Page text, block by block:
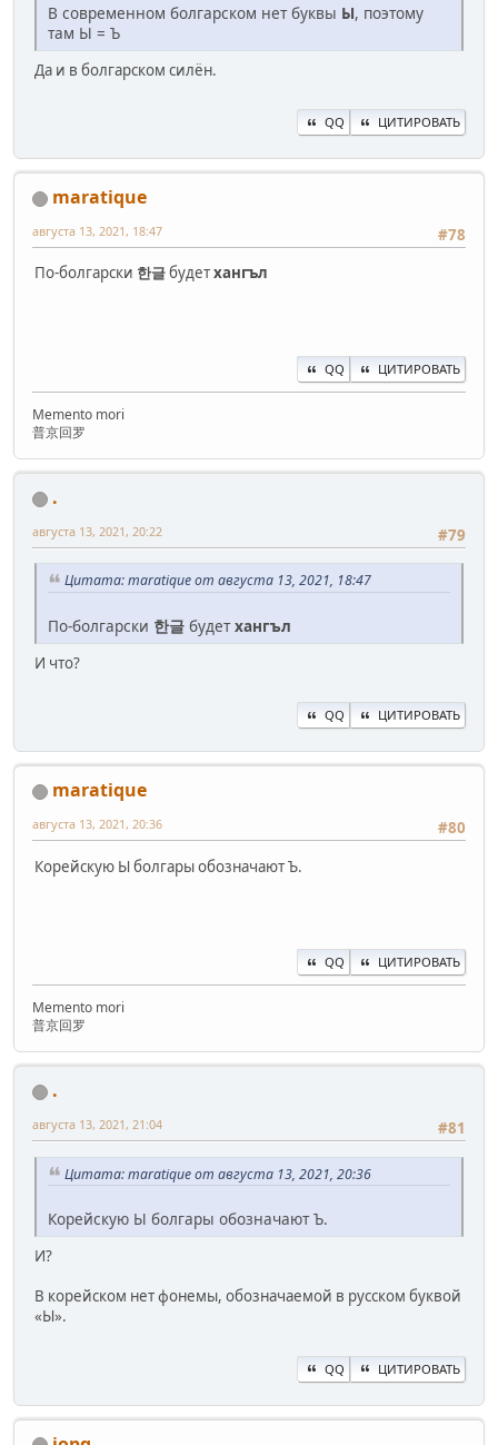
В современном болгарском нет буквы Ы, поэтому
там Ы = Ъ
Да и в болгарском силён.
QQ ЦИТИРОВАТЬ
maratique
#78
августа 13, 2021, 18:47
По-болгарски 한글будетхангъл
QQ ЦИТИРОВАТЬ
Memento mori
普京回罗
.
#79
августа 13, 2021, 20:22
Цитата: maratique от августа 13, 2021, 18:47
По-болгарски 한글 будетхангъл
И что?
QQ ЦИТИРОВАТЬ
maratique
#80
августа 13, 2021, 20:36
Корейскую Ы болгары обозначают Ъ.
QQ ЦИТИРОВАТЬ
Memento mori
普京回罗
.
#81
августа 13, 2021, 21:04
Цитата: maratique от августа 13, 2021, 20:36
Корейскую Ы болгары обозначают Ъ.
И?
В корейском нет фонемы, обозначаемой в русском буквой
«Ы».
QQ ЦИТИРОВАТЬ